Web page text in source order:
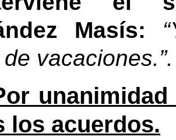
Masís:
vacaciones.”.
los acuerdos.